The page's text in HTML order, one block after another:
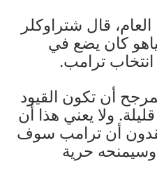
قال شتراوكلر
كان يضع في
انتخاب ترامب.
أن تكون القيود
ولا يعني هذا أن
أن ترامب سوف
وسيمنحه حرية